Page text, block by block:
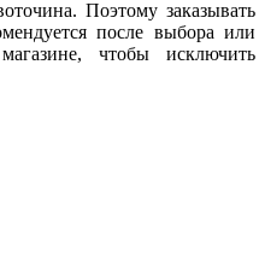
Поэтому заказывать
после выбора или
чтобы исключить